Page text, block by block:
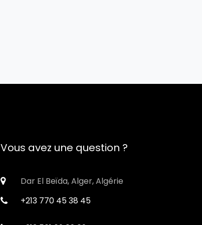
Vous avez une question ?
Dar El Beïda, Alger, Algérie
+213 770 45 38 45